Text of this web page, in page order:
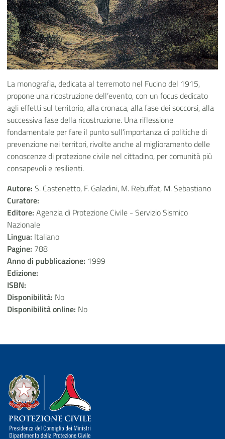
La monografia, dedicata al terremoto nel Fucino del 1915,
propone una ricostruzione dell’evento, con un focus dedicato
agli effetti sul territorio, alla cronaca, alla fase dei soccorsi, alla
successiva fase della ricostruzione. Una riflessione
fondamentale per fare il punto sull’importanza di politiche di
prevenzione nei territori, rivolte anche al miglioramento delle
conoscenze di protezione civile nel cittadino, per comunità più
consapevoli e resilienti.
Autore: S. Castenetto, F. Galadini, M. Rebuffat, M. Sebastiano
Curatore:
Editore: Agenzia di Protezione Civile - Servizio Sismico
Nazionale
Lingua: Italiano
Pagine: 788
Anno di pubblicazione: 1999
Edizione:
ISBN:
Disponibilità: No
Disponibilità online: No
Dipartimento della Protezione Civile